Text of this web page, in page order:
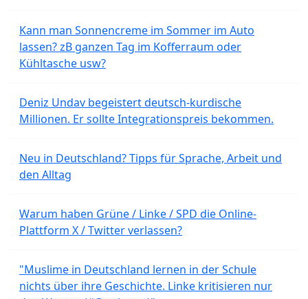
Kann man Sonnencreme im Sommer im Auto
lassen? zB ganzen Tag im Kofferraum oder
Kühltasche usw?
Deniz Undav begeistert deutsch-kurdische
Millionen. Er sollte Integrationspreis bekommen.
Neu in Deutschland? Tipps für Sprache, Arbeit und
den Alltag
Warum haben Grüne / Linke / SPD die Online-
Plattform X / Twitter verlassen?
"Muslime in Deutschland lernen in der Schule
nichts über ihre Geschichte. Linke kritisieren nur